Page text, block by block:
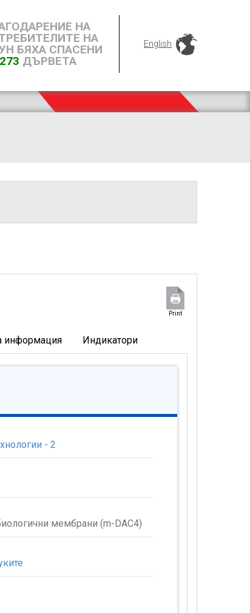
НА
НА
БЯХА СПАСЕНИ
ДЪРВЕТА
English
Print
информация Индикатори
- 2
мембрани (m-DAC4)